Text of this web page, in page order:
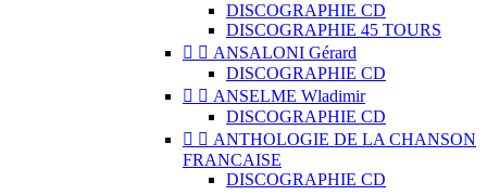
DISCOGRAPHIE CD
DISCOGRAPHIE 45 TOURS
  ANSALONI Gérard
DISCOGRAPHIE CD
  ANSELME Wladimir
DISCOGRAPHIE CD
  ANTHOLOGIE DE LA CHANSON
FRANCAISE
DISCOGRAPHIE CD